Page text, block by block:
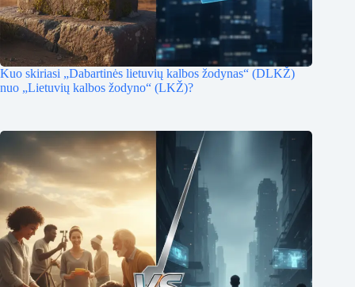
Kuo skiriasi „Dabartinės lietuvių kalbos žodynas“ (DLKŽ)
nuo „Lietuvių kalbos žodyno“ (LKŽ)?